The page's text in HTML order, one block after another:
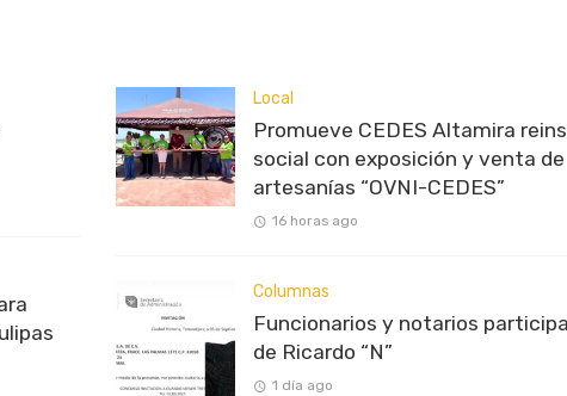
Local
Promueve CEDES Altamira
social con exposición y venta de
artesanías “OVNI-CEDES”
16 horas ago
Columnas
Funcionarios y notarios
de Ricardo “N”
1 día ago